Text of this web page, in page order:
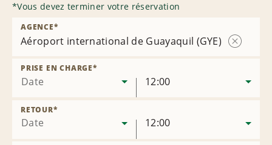
*Vous devez terminer votre réservation
Aéroport international de Guayaquil (GYE)
AGENCE*
Date
PRISE EN CHARGE*
12:00
Date
RETOUR*
12:00